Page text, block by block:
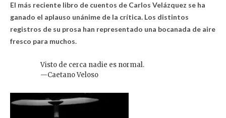
El más reciente libro de cuentos de Carlos Velázquez se ha
ganado el aplauso unánime de la crítica. Los distintos
registros de su prosa han representado una bocanada de aire
fresco para muchos.
Visto de cerca nadie es normal.
—Caetano Veloso